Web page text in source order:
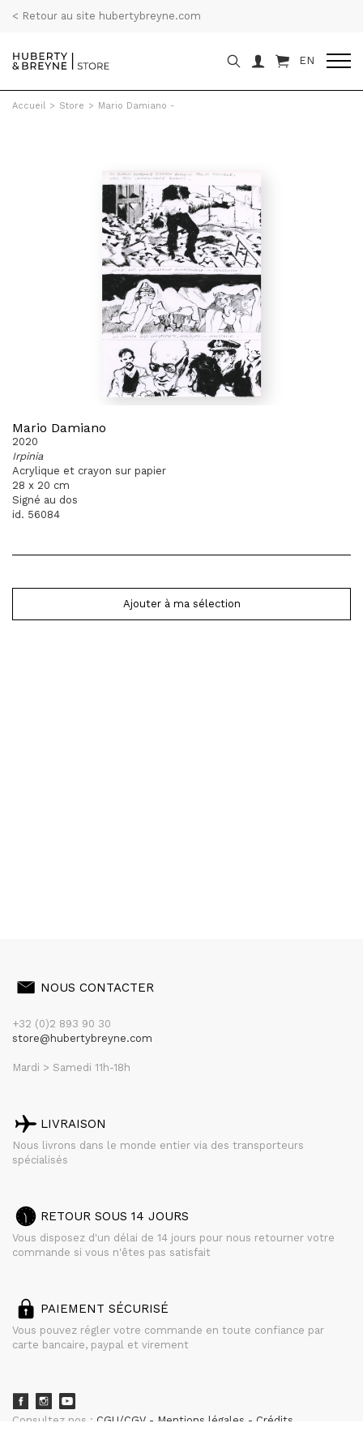
< Retour au site hubertybreyne.com
EN
Accueil > Store > Mario Damiano -
Mario Damiano
2020
Irpinia
Acrylique et crayon sur papier
28 x 20 cm
Signé au dos
id. 56084
Ajouter à ma sélection
NOUS CONTACTER
+32 (0)2 893 90 30
store@hubertybreyne.com
Mardi > Samedi 11h-18h
LIVRAISON
Nous livrons dans le monde entier via des transporteurs
spécialisés
RETOUR SOUS 14 JOURS
Vous disposez d'un délai de 14 jours pour nous retourner votre
commande si vous n'êtes pas satisfait
PAIEMENT SÉCURISÉ
Vous pouvez régler votre commande en toute confiance par
carte bancaire, paypal et virement
Consultez nos : CGU/CGV Mentions légales
Crédits